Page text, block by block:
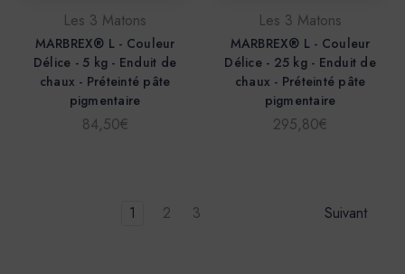
Les 3 Matons
MARBREX® L - Couleur
Délice - 5 kg - Enduit de
chaux - Préteinté pâte
pigmentaire
84,50€
Les 3 Matons
MARBREX® L - Couleur
Délice - 25 kg - Enduit de
chaux - Préteinté pâte
pigmentaire
295,80€
1 2 3 Suivant